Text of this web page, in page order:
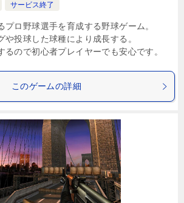
サービス終了
プロ野球選手を育成する野球ゲーム。
や投球した球種により成長する。
るので初心者プレイヤーでも安心です。
このゲームの詳細